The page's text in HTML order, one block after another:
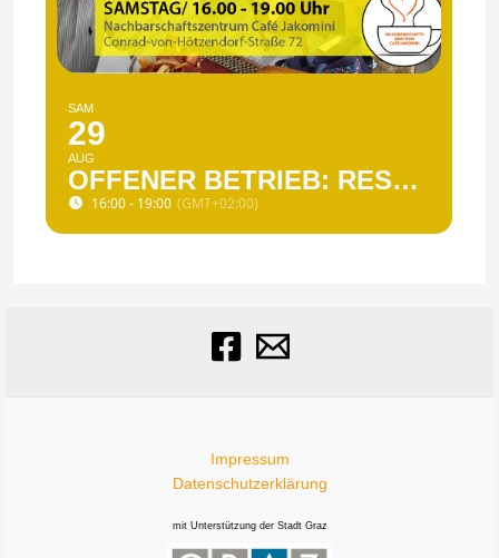
SAM
29
AUG
OFFENER BETRIEB: RESTLKÜCHE UND SPIELE-NACHMITTAG
16:00 - 19:00 (GMT+02:00)
Impressum
Datenschutzerklärung
mit Unterstützung der Stadt Graz